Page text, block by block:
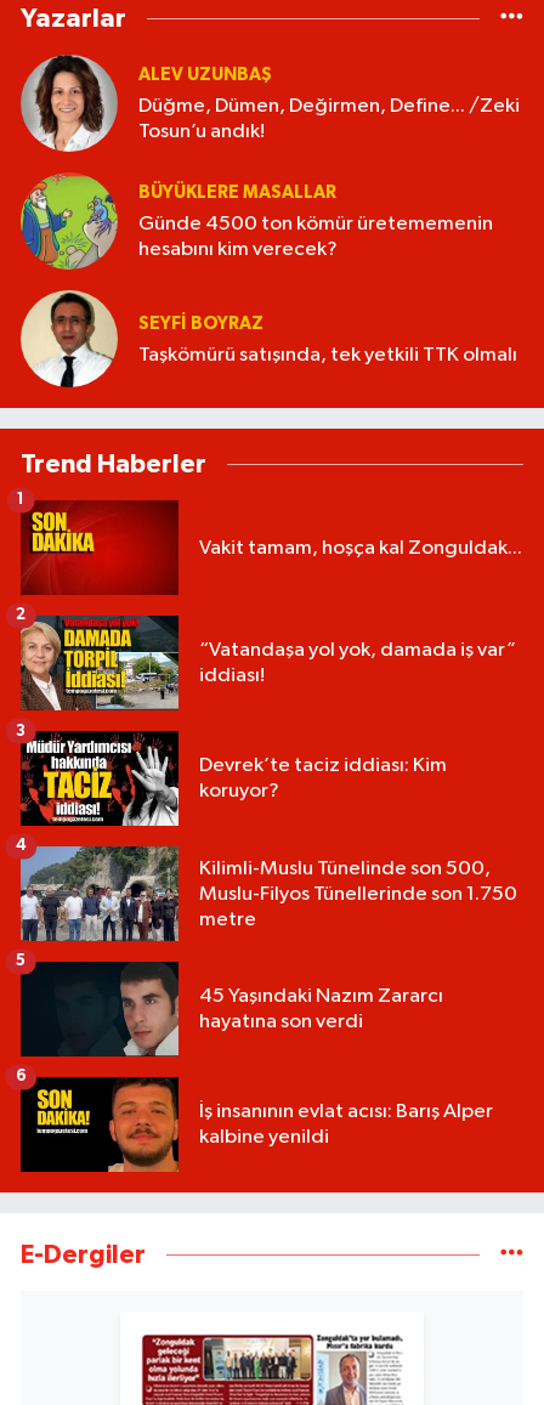
Yazarlar
ALEV UZUNBAŞ
Düğme, Dümen, Değirmen, Define... /Zeki
Tosun’u andık!
BÜYÜKLERE MASALLAR
Günde 4500 ton kömür üretememenin
hesabını kim verecek?
SEYFI BOYRAZ
Taşkömürü satışında, tek yetkili TTK olmalı
Trend Haberler
Vakit tamam, hoşça kal Zonguldak...
“Vatandaşa yol yok, damada iş var”
iddiası!
2
Devrek’te taciz iddiası: Kim
koruyor?
3
Kilimli-Muslu Tünelinde son 500,
Muslu-Filyos Tünellerinde son 1.750
metre
4
45 Yaşındaki Nazım Zararcı
hayatına son verdi
5
İş insanının evlat acısı: Barış Alper
kalbine yenildi
6
E-Dergiler